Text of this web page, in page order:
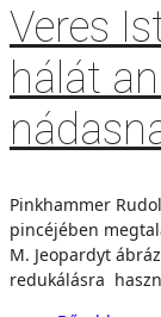
Veres
hálát
Pinkhammer
pincéjében
M. Jeopardyt
redukálásra